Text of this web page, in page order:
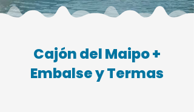
Cajón del Maipo +
Embalse y Termas